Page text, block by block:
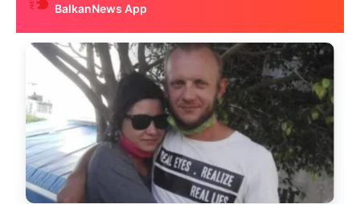
BalkanNews App